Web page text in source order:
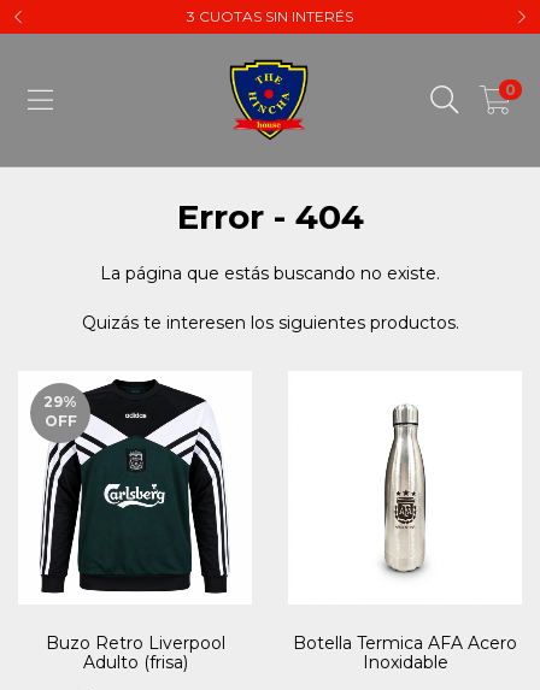
3 CUOTAS SIN INTERÉS
0
Error - 404
La página que estás buscando no existe.
Quizás te interesen los siguientes productos.
29%
OFF
Buzo Retro Liverpool
Adulto (frisa)
Botella Termica AFA Acero
Inoxidable